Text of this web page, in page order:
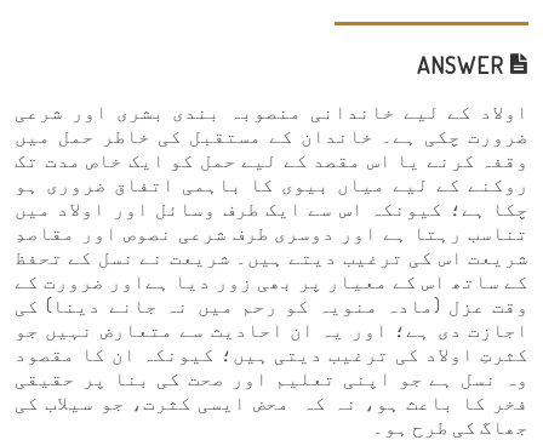
اولاد کے لیے خاندانی منصوبہ بندی بشری اور شرعی
ضرورت چکی ہے۔ خاندان کے مستقبل کی خاطر حمل میں
وقفہ کرنے یا اس مقصد کے لیے حمل کو ایک خاص مدت تک
روکنے کے لیے میاں بیوی کا باہمی اتفاق ضروری ہو
چکا ہے؛ کیونکہ اس سے ایک طرف وسائل اور اولاد میں
تناسب رہتا ہے اور دوسری طرف شرعی نصوص اور مقاصدِ
شریعت اس کی ترغیب دیتے ہیں۔ شریعت نے نسل کے تحفظ
کے ساتھ اس کے معیار پر بھی زور دیا ہےاور ضرورت کے
وقت عزل (مادہ منویہ کو رحم میں نہ جانے دینا) کی
اجازت دی ہے؛ اور یہ ان احادیث سے متعارض نہیں جو
کثرتِ اولاد کی ترغیب دیتی ہیں؛ کیونکہ ان کا مقصود
وہ نسل ہے جو اپنی تعلیم اور صحت کی بنا پر حقیقی
فخر کا باعث ہو، نہ کہ محض ایسی کثرت، جو سیلاب کی
جھاگ کی طرح ہو۔